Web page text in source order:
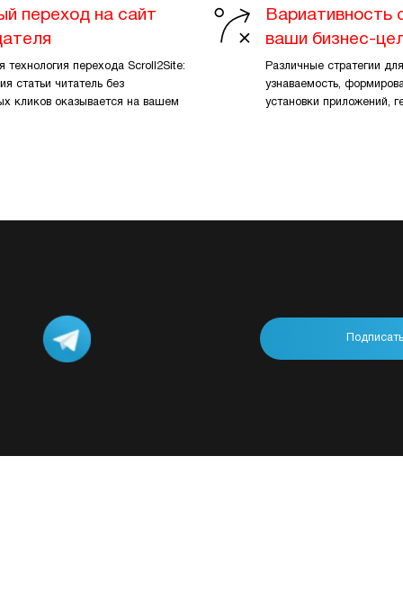
переход на сайт
технология перехода Scroll2Site:
статьи читатель без
кликов оказывается на вашем
Вариативность
ваши бизнес-
Различные стратегии
узнаваемость,
установки приложений,